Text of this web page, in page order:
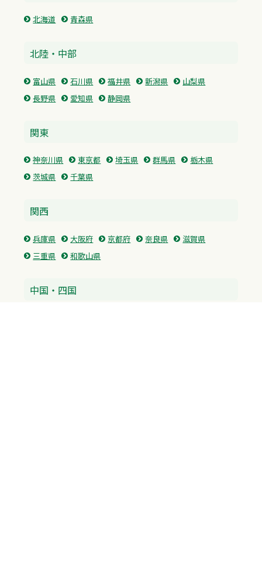
北海道 青森県
北陸・中部
富山県 石川県 福井県 新潟県
山梨県
長野県
愛知県 静岡県
関東
神奈川県 東京都 埼玉県 群馬県
栃木県
茨城県
千葉県
関西
兵庫県 大阪府 京都府 奈良県
滋賀県
三重県
和歌山県
中国・四国